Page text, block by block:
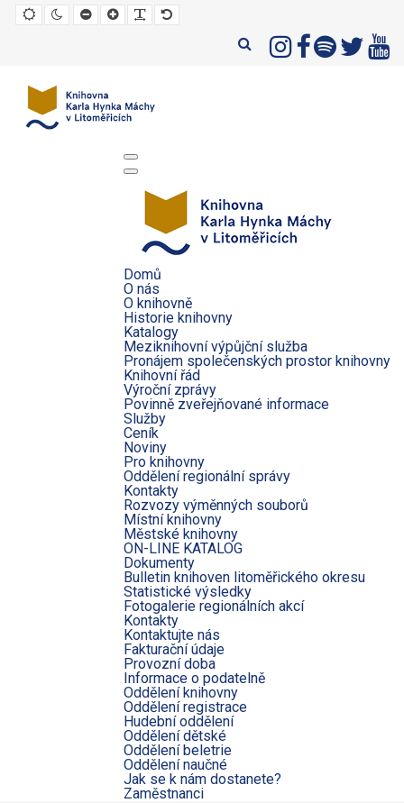
Default
mode
Night
mode
Set
smaller
Set
larger
Make
font
Set
default
Domů
O nás
O knihovně
Historie knihovny
Katalogy
Meziknihovní výpůjční služba
Pronájem společenských prostor knihovny
Knihovní řád
Výroční zprávy
Povinně zveřejňované informace
Služby
Ceník
Noviny
Pro knihovny
Oddělení regionální správy
Kontakty
Rozvozy výměnných souborů
Místní knihovny
Městské knihovny
ON-LINE KATALOG
Dokumenty
Bulletin knihoven litoměřického okresu
Statistické výsledky
Fotogalerie regionálních akcí
Kontakty
Kontaktujte nás
Fakturační údaje
Provozní doba
Informace o podatelně
Oddělení knihovny
Oddělení registrace
Hudební oddělení
Oddělení dětské
Oddělení beletrie
Oddělení naučné
Jak se k nám dostanete?
Zaměstnanci